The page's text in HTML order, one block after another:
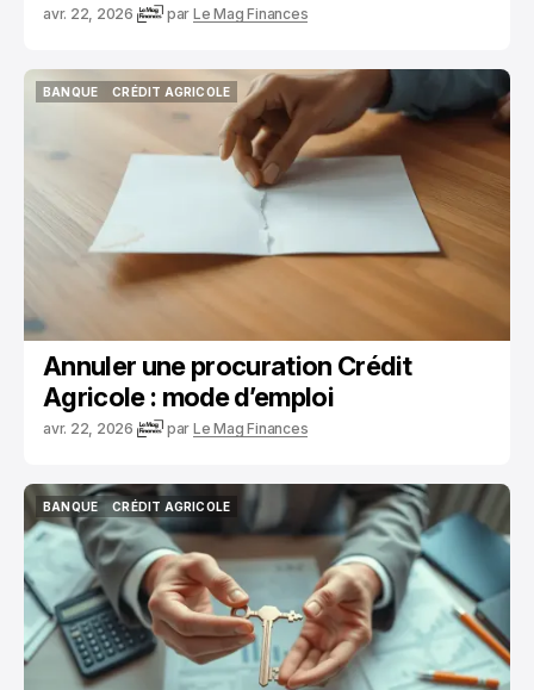
avr. 22, 2026 par Le Mag Finances
BANQUE
CRÉDIT AGRICOLE
CRÉDIT AGRICOLE
Annuler une procuration Crédit
Agricole : mode d’emploi
avr. 22, 2026 par Le Mag Finances
BANQUE
BANQUE
CRÉDIT AGRICOLE
CRÉDIT AGRICOLE